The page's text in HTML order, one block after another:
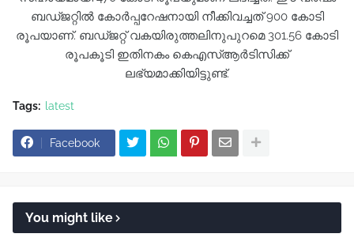
ബഡ്ജറ്റിൽ കോർപ്പറേഷനായി നീക്കിവച്ചത് 900 കോടി
രൂപയാണ്. ബഡ്ജറ്റ് വകയിരുത്തലിനുപുറമെ 301.56 കോടി
രൂപകൂടി ഇതിനകം കെഎസ്ആർടിസിക്ക്
ലഭ്യമാക്കിയിട്ടുണ്ട്.
Tags: latest
Facebook
You might like